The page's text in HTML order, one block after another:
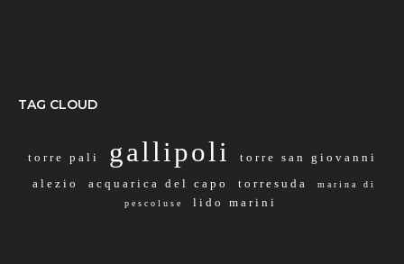
TAG CLOUD
torre pali gallipoli
torre san giovanni
alezio
acquarica del capo torresuda
marina di
pescoluse
lido marini